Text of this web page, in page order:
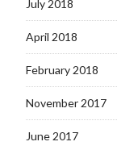
July 2018
April 2018
February 2018
November 2017
June 2017